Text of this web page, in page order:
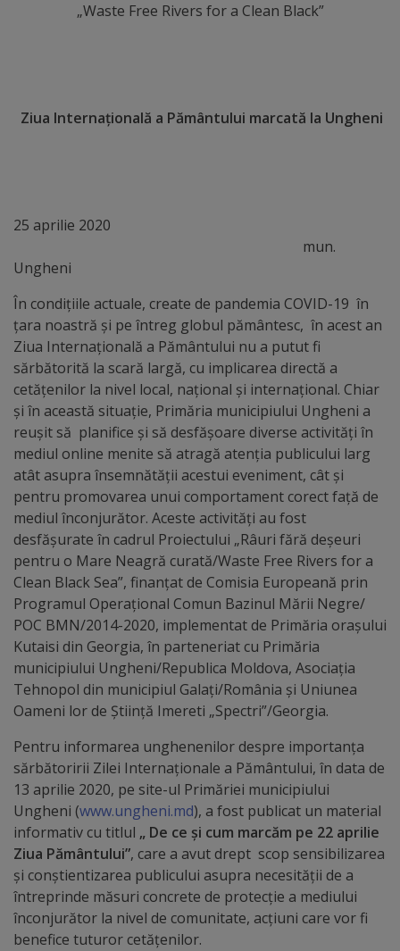
Deținători
„Merite
Diplome
Excelență
Ungheniul
turistic
Obiective
turistice
Sculpturi
(harta
sculpturilor)
Monumente
arhitecturale
Personalități
marcante
Sportivi
de
performanță
Orașul
în
imagini
„Waste Free Rivers for a Clean Black”
Ziua Internațională a Pământului marcată la Ungheni
25 aprilie 2020
mun.
Ungheni
În condițiile actuale, create de pandemia COVID-19 în
țara noastră și pe întreg globul pământesc, în acest an
Ziua Internațională a Pământului nu a putut fi
sărbătorită la scară largă, cu implicarea directă a
cetățenilor la nivel local, național și internațional. Chiar
și în această situație, Primăria municipiului Ungheni a
reușit să planifice și să desfășoare diverse activități în
mediul online menite să atragă atenția publicului larg
atât asupra însemnătății acestui eveniment, cât și
pentru promovarea unui comportament corect față de
mediul înconjurător. Aceste activități au fost
desfășurate în cadrul Proiectului „Râuri fără deșeuri
pentru o Mare Neagră curată/Waste Free Rivers for a
Clean Black Sea”, finanțat de Comisia Europeană prin
Programul Operațional Comun Bazinul Mării Negre/
POC BMN/2014-2020, implementat de Primăria orașului
Kutaisi din Georgia, în parteneriat cu Primăria
municipiului Ungheni/Republica Moldova, Asociația
Tehnopol din municipiul Galați/România și Uniunea
Oameni lor de Știinţă Imereti „Spectri”/Georgia.
Pentru informarea unghenenilor despre importanța
sărbătoririi Zilei Internaționale a Pământului, în data de
13 aprilie 2020, pe site-ul Primăriei municipiului
Ungheni (www.ungheni.md), a fost publicat un material
informativ cu titlul „ De ce și cum marcăm pe 22 aprilie
Ziua Pământului”, care a avut drept scop sensibilizarea
și conștientizarea publicului asupra necesității de a
întreprinde măsuri concrete de protecție a mediului
înconjurător la nivel de comunitate, acțiuni care vor fi
benefice tuturor cetățenilor.